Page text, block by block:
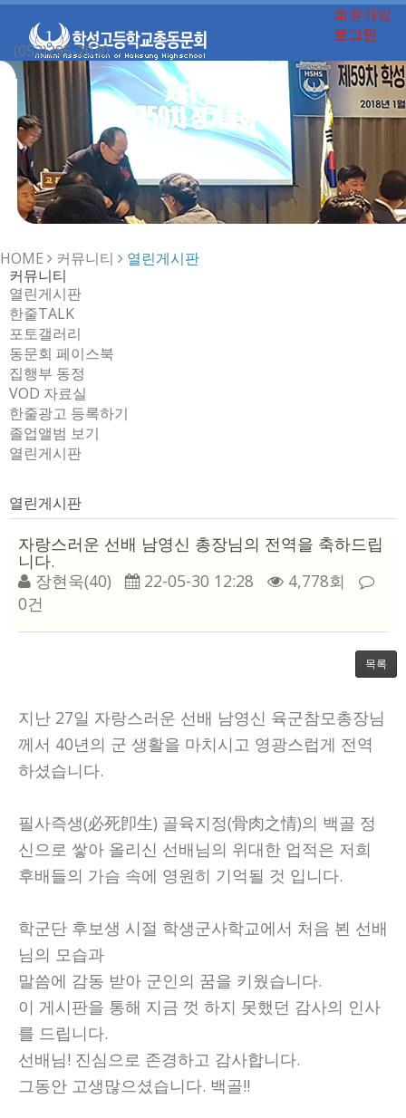
Toggle
navigation
회원가입
로그인
(052)295-2030
HOME 커뮤니티
열린게시판
커뮤니티
열린게시판
한줄TALK
포토갤러리
동문회 페이스북
집행부 동정
VOD 자료실
한줄광고 등록하기
졸업앨범 보기
열린게시판
열린게시판
자랑스러운 선배 남영신 총장님의 전역을 축하드립
니다.
장현욱(40)
22-05-30 12:28
4,778회
0건
목록
지난 27일 자랑스러운 선배 남영신 육군참모총장님
께서 40년의 군 생활을 마치시고 영광스럽게 전역
하셨습니다.
필사즉생(必死卽生) 골육지정(骨肉之情)의 백골 정
신으로 쌓아 올리신 선배님의 위대한 업적은 저희
후배들의 가슴 속에 영원히 기억될 것 입니다.
학군단 후보생 시절 학생군사학교에서 처음 뵌 선배
님의 모습과
말씀에 감동 받아 군인의 꿈을 키웠습니다.
이 게시판을 통해 지금 껏 하지 못했던 감사의 인사
를 드립니다.
선배님! 진심으로 존경하고 감사합니다.
그동안 고생많으셨습니다. 백골!!